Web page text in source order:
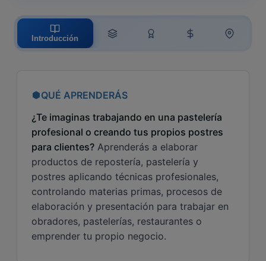
Introducción
QUÉ APRENDERÁS
¿Te imaginas trabajando en una pastelería
profesional o creando tus propios postres
para clientes? Aprenderás a elaborar
productos de repostería, pastelería y
postres aplicando técnicas profesionales,
controlando materias primas, procesos de
elaboración y presentación para trabajar en
obradores, pastelerías, restaurantes o
emprender tu propio negocio.